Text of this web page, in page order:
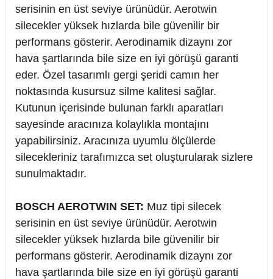
serisinin en üst seviye ürünüdür. Aerotwin
silecekler yüksek hızlarda bile güvenilir bir
performans gösterir. Aerodinamik dizaynı zor
hava şartlarında bile size en iyi görüşü garanti
eder. Özel tasarımlı gergi şeridi camın her
noktasında kusursuz silme kalitesi sağlar.
Kutunun içerisinde bulunan farklı aparatları
sayesinde aracınıza kolaylıkla montajını
yapabilirsiniz. Aracınıza uyumlu ölçülerde
silecekleriniz tarafımızca set oluşturularak sizlere
sunulmaktadır.
BOSCH AEROTWIN SET: Muz tipi silecek
serisinin en üst seviye ürünüdür. Aerotwin
silecekler yüksek hızlarda bile güvenilir bir
performans gösterir. Aerodinamik dizaynı zor
hava şartlarında bile size en iyi görüşü garanti